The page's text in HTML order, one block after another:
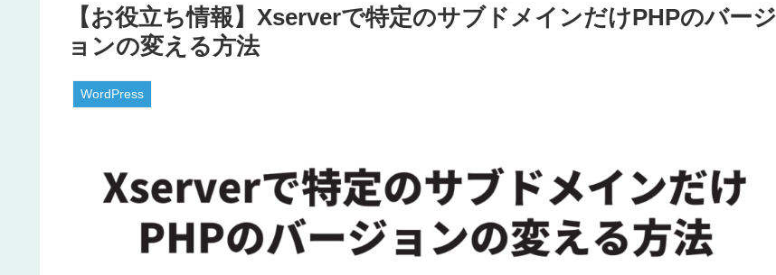
【お役立ち情報】Xserverで特定のサブドメインだけPHPのバージ
ョンの変える方法
WordPress